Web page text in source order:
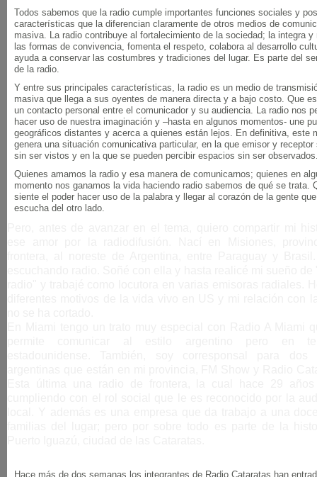
Todos sabemos que la radio cumple importantes funciones sociales y
características que la diferencian claramente de otros medios de
masiva. La radio contribuye al fortalecimiento de la sociedad; la integra y
las formas de convivencia, fomenta el respeto, colabora al desarrollo
ayuda a conservar las costumbres y tradiciones del lugar. Es parte del
de la radio.
Y entre sus principales características, la radio es un medio de
masiva que llega a sus oyentes de manera directa y a bajo costo. Que
un contacto personal entre el comunicador y su audiencia. La radio nos
hacer uso de nuestra imaginación y –hasta en algunos momentos- une
geográficos distantes y acerca a quienes están lejos. En definitiva, este
genera una situación comunicativa particular, en la que emisor y receptor
sin ser vistos y en la que se pueden percibir espacios sin ser
Quienes amamos la radio y esa manera de comunicarnos; quienes en
momento nos ganamos la vida haciendo radio sabemos de qué se trata.
siente el poder hacer uso de la palabra y llegar al corazón de la gente
escucha del otro lado.
Hace más de dos semanas los integrantes de Radio Cataratas han